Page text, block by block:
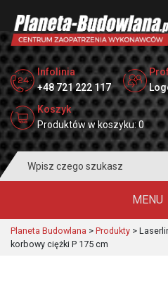
Infolinia
+48 721 222 117
Koszyk
Produktów w koszyku: 0
for:
MENU
Planeta Budowlana > Produkty >
korbowy ciężki P 175 cm